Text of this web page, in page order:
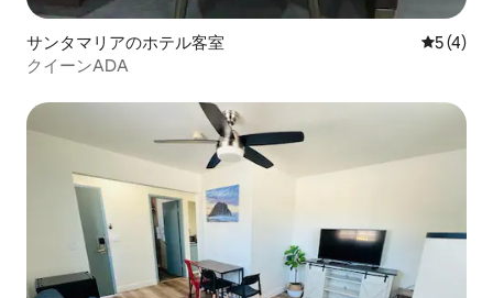
サンタマリアのホテル客室 レビュー
5 (4)
クイーンADA